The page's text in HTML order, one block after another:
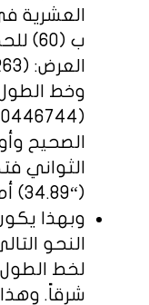
العشرية
ب
الصحيح
الثواني
(“34.89) أما لخط الطول فتكون (“10.04)
وبهذا
شرقاً.